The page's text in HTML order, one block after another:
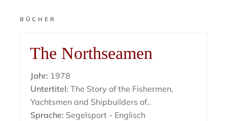
BÜCHER
The Northseamen
Jahr: 1978
Untertitel: The Story of the Fishermen,
Yachtsmen and Shipbuilders of..
Sprache: Segelsport - Englisch